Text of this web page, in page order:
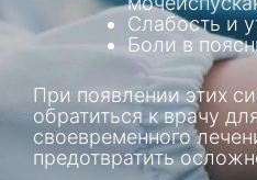
Слабость и
Боли в
При появлении этих
обратиться к врачу
своевременного
предотвратить